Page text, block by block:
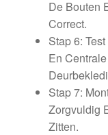
De Bouten
Correct.
Stap 6:
En
Stap 7:
Zorgvuldig
Zitten.